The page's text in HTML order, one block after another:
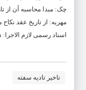
چک: مبدا محاسبه آن از
مهریه: از تاریخ عقد
اسناد رسمی لازم
تاخیر تادیه سفته